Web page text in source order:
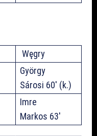
Węgry
György
Sárosi 60′ (k.)
Imre
Markos 63′